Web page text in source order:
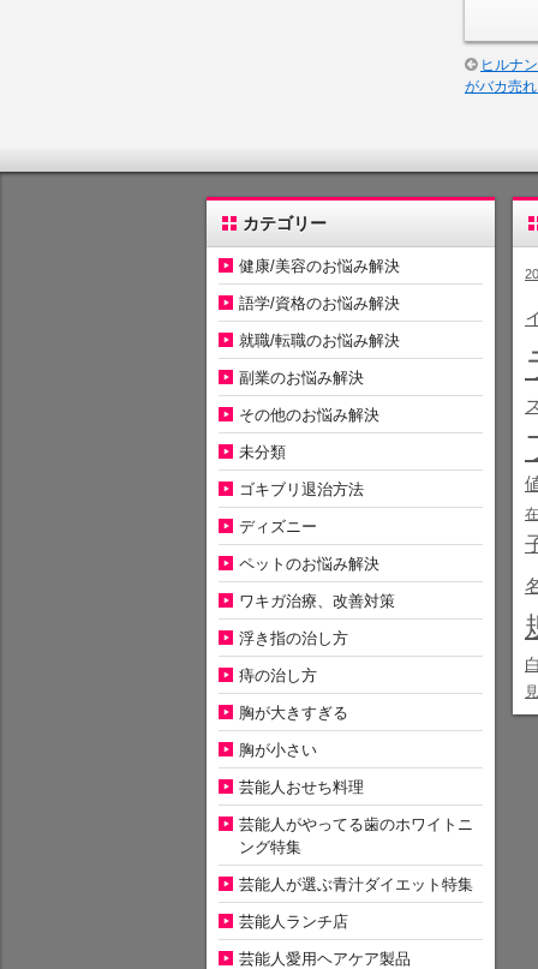
ヒルナ
がバカ売
カテゴリー
健康/美容のお悩み解決
語学/資格のお悩み解決
就職/転職のお悩み解決
副業のお悩み解決
その他のお悩み解決
未分類
ゴキブリ退治方法
ディズニー
ペットのお悩み解決
ワキガ治療、改善対策
浮き指の治し方
痔の治し方
胸が大きすぎる
胸が小さい
芸能人おせち料理
芸能人がやってる歯のホワイトニ
ング特集
芸能人が選ぶ青汁ダイエット特集
芸能人ランチ店
芸能人愛用ヘアケア製品
白